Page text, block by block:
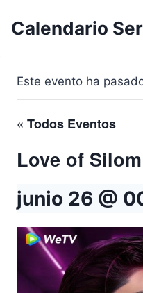
Calendario
Este evento ha
« Todos Eventos
Love of
junio 26 @